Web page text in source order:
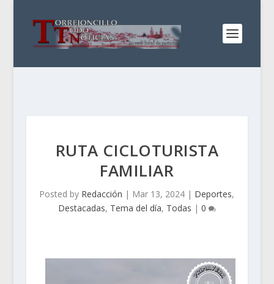
RUTA CICLOTURISTA
FAMILIAR
Posted by Redacción | Mar 13, 2024 | Deportes,
Destacadas, Tema del día, Todas | 0